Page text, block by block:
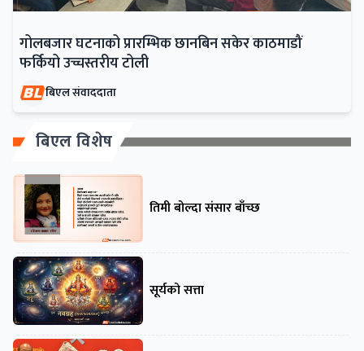
गोलबजार घटनाको प्रारम्भिक छानबिन सकेर काठमाडौं
फर्कियो उच्चस्तरीय टोली
बिएल संवाददाता
बिएल विशेष
तिमी बोल्दा संसार बाँच्छ
सूर्यको सत्ता